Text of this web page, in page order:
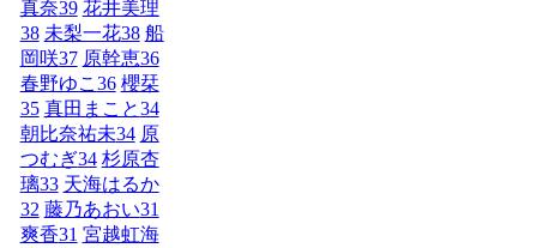
真奈39 花井美理
38 未梨一花38 船
岡咲37 原幹恵36
春野ゆこ36 櫻栞
35 真田まこと34
朝比奈祐未34 原
つむぎ34 杉原杏
璃33 天海はるか
32 藤乃あおい31
爽香31 宮越虹海